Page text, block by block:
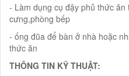
- Làm dụng cụ đậy phủ thức
cưng,phòng bếp
- ống đũa để bàn ở nhà hoặc
thức ăn
THÔNG TIN KỸ THUẬT: